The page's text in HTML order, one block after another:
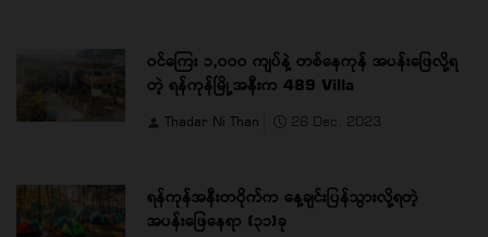
ဝင်ကြေး ၁,၀၀၀ ကျပ်နဲ့ တစ်နေကုန် အပန်းဖြေလို့ရ
တဲ့ ရန်ကုန်မြို့အနီးက 489 Villa
Thadar Ni Than 26 Dec, 2023
ရန်ကုန်အနီးတဝိုက်က နေ့ချင်းပြန်သွားလို့ရတဲ့
အပန်းဖြေနေရာ (၃၁)ခု